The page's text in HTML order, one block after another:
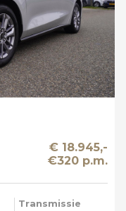
€ 18.945,-
€320 p.m.
Transmissie